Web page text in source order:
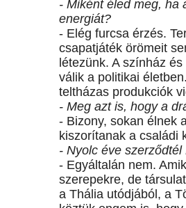
- Miként éled meg, ha
energiát?
- Elég furcsa érzés.
csapatjáték örömeit
létezünk. A színház
válik a politikai
teltházas produkciók
- Meg azt is, hogy a
- Bizony, sokan élnek
kiszorítanak a családi
- Nyolc éve
- Egyáltalán nem.
szerepekre, de
a Thália utódjából, a